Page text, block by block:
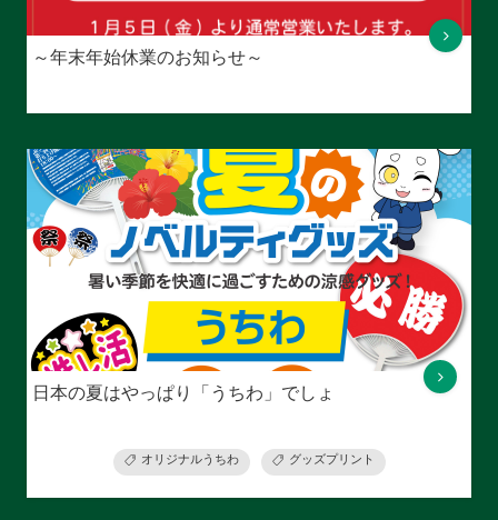
～年末年始休業のお知らせ～
日本の夏はやっぱり「うちわ」でしょ
オリジナルうちわ グッズプリント